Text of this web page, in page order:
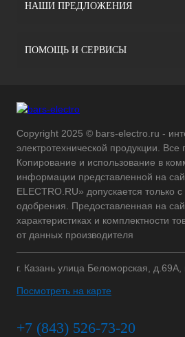
НАШИ ПРЕДЛОЖЕНИЯ
ПОМОЩЬ И СЕРВИСЫ
Copyright 2025 © bars-electro.ru -
электротехнической продукции.
Копирование и использование в
информации представленной на
ELECTRO.RU» допускается только
одобрения. Предоставленная на
характеристиках и комплектности
от данных производителя
г. Казань улица Беломорская, д.69А,
Посмотреть на карте
+7 (843) 526-73-20